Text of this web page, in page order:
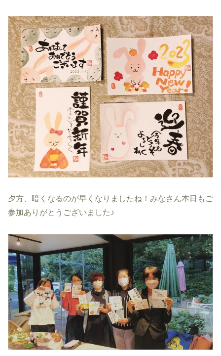
夕方、暗くなるのが早くなりましたね！みなさん本日もご
参加ありがとうございました♪